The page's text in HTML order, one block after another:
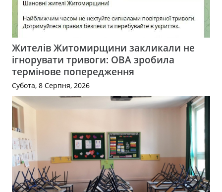
Жителів Житомирщини закликали не
ігнорувати тривоги: ОВА зробила
термінове попередження
Субота, 8 Серпня, 2026